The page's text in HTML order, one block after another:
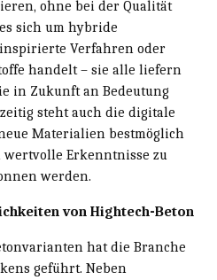
ohne bei der Qualität
sich um hybride
Verfahren oder
handelt – sie alle liefern
in Zukunft an Bedeutung
steht auch die digitale
Materialien bestmöglich
wertvolle Erkenntnisse zu
werden.
von Hightech-Beton
hat die Branche
geführt. Neben